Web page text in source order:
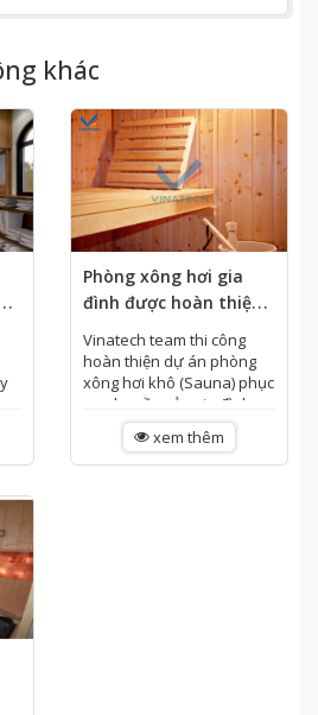
khác
Phòng xông hơi gia
đình được hoàn thiện
và bàn giao cho gia
đình anh Thành, Quận
6, Tp.HCM
Vinatech team thi công
hoàn thiện dự án phòng
xông hơi khô (Sauna) phục
vụ nhu cầu của gia đình
anh Thành, Quận 6. Công
trình hoàn thiện là phòng
xông hơi khô "nhỏ xinh"...
xem thêm